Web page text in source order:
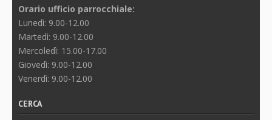
Orario ufficio parrocchiale:
Lunedì: 9.00-12.00
Martedì: 9.00-12.00
Mercoledì: 15.00-17.00
Giovedì: 9.00-12.00
Venerdì: 9.00-12.00
CERCA